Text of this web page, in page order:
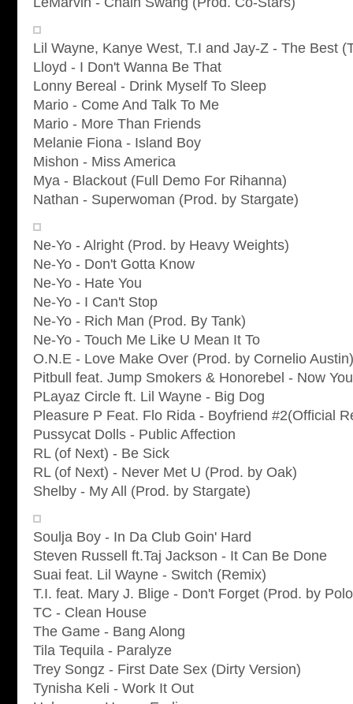
Lil Wayne, Kanye West, T.I and Jay-Z - The Best
Lloyd - I Don't Wanna Be That
Lonny Bereal - Drink Myself To Sleep
Mario - Come And Talk To Me
Mario - More Than Friends
Melanie Fiona - Island Boy
Mishon - Miss America
Mya - Blackout (Full Demo For Rihanna)
Nathan - Superwoman (Prod. by Stargate)
Ne-Yo - Alright (Prod. by Heavy Weights)
Ne-Yo - Don't Gotta Know
Ne-Yo - Hate You
Ne-Yo - I Can't Stop
Ne-Yo - Rich Man (Prod. By Tank)
Ne-Yo - Touch Me Like U Mean It To
O.N.E - Love Make Over (Prod. by Cornelio Austin)
Pitbull feat. Jump Smokers & Honorebel - Now
PLayaz Circle ft. Lil Wayne - Big Dog
Pleasure P Feat. Flo Rida - Boyfriend #2(Official
Pussycat Dolls - Public Affection
RL (of Next) - Be Sick
RL (of Next) - Never Met U (Prod. by Oak)
Shelby - My All (Prod. by Stargate)
Soulja Boy - In Da Club Goin' Hard
Steven Russell ft.Taj Jackson - It Can Be Done
Suai feat. Lil Wayne - Switch (Remix)
T.I. feat. Mary J. Blige - Don't Forget (Prod. by
TC - Clean House
The Game - Bang Along
Tila Tequila - Paralyze
Trey Songz - First Date Sex (Dirty Version)
Tynisha Keli - Work It Out